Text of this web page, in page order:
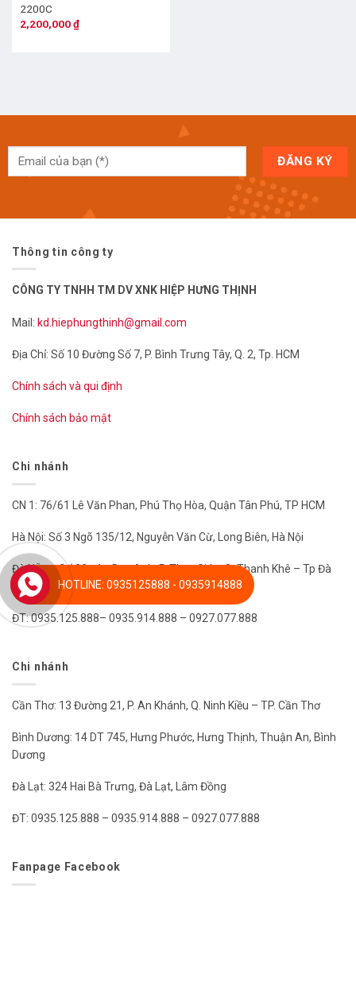
2200C
2,200,000₫
Thông tin công ty
CÔNG TY TNHH TM DV XNK HIỆP HƯNG THỊNH
Mail: kd.hiephungthinh@gmail.com
Địa Chỉ: Số 10 Đường Số 7, P. Bình Trưng Tây, Q. 2, Tp. HCM
Chính sách và qui định
Chính sách bảo mật
Chi nhánh
CN 1: 76/61 Lê Văn Phan, Phú Thọ Hòa, Quận Tân Phú, TP HCM
Hà Nội: Số 3 Ngõ 135/12, Nguyễn Văn Cừ, Long Biên, Hà Nội
Đà Nẵng: Số 23 Đào Duy Anh, P. Thạc Gián, Q. Thanh Khê – Tp Đà
Nẵng
ĐT: 0935.125.888– 0935.914.888 – 0927.077.888
Chi nhánh
Cần Thơ: 13 Đường 21, P. An Khánh, Q. Ninh Kiều – TP. Cần Thơ
Bình Dương: 14 DT 745, Hưng Phước, Hưng Thịnh, Thuận An, Bình
Dương
Đà Lạt: 324 Hai Bà Trưng, Đà Lạt, Lâm Đồng
ĐT: 0935.125.888 – 0935.914.888 – 0927.077.888
Fanpage Facebook
HOTLINE: 0935125888 - 0935914888